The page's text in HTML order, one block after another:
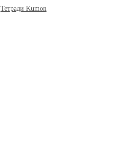
Тетради Kumon